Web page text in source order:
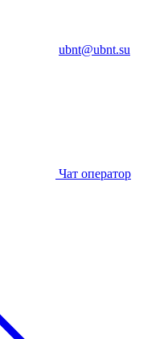
ubnt@ubnt.su
Чат оператор